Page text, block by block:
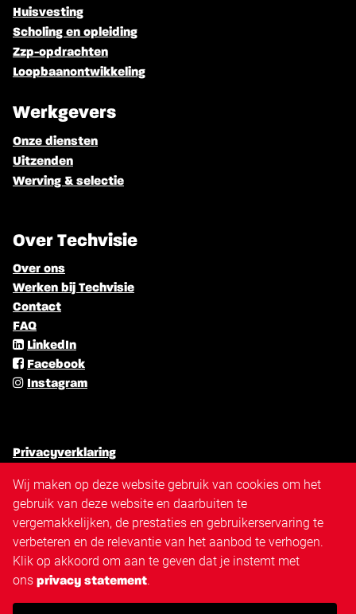
Huisvesting
Scholing en opleiding
Zzp-opdrachten
Loopbaanontwikkeling
Werkgevers
Onze diensten
Uitzenden
Werving & selectie
Over Techvisie
Over ons
Werken bij Techvisie
Contact
FAQ
LinkedIn
Facebook
Instagram
Privacyverklaring
Cookiebeleid
Antidiscriminatiebeleid
Disclaimer
Sitemap
Triangle.nl
Techvisie.nl
Wij maken op deze website gebruik van cookies om het
gebruik van deze website en daarbuiten te
vergemakkelijken, de prestaties en gebruikerservaring te
verbeteren en de relevantie van het aanbod te verhogen.
Klik op akkoord om aan te geven dat je instemt met
ons privacy statement.